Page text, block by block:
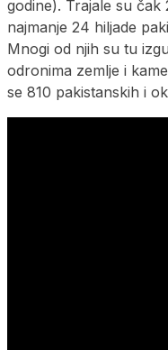
godine). Trajale su čak
najmanje 24 hiljade
Mnogi od njih su tu
odronima zemlje i
se 810 pakistanskih i